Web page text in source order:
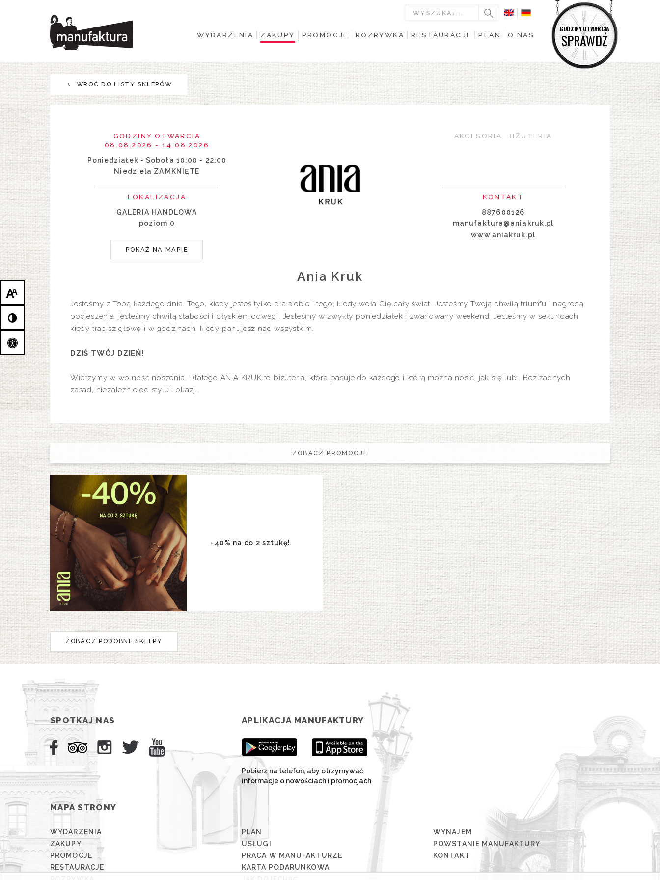
AA
GODZINY OTWARCIA
SPRAWDŹ
WYDARZENIA ZAKUPY PROMOCJE ROZRYWKA RESTAURACJE PLAN O NAS
WYDARZENIA
ZAKUPY
PROMOCJE
ROZRYWKA
RESTAURACJE
PLAN
O NAS
WRÓĆ DO LISTY SKLEPÓW
GODZINY OTWARCIA
08.08.2026 - 14.08.2026
Poniedziałek - Sobota 10:00 - 22:00
Niedziela ZAMKNIĘTE
LOKALIZACJA
GALERIA HANDLOWA
poziom 0
POKAŻ NA MAPIE
AKCESORIA, BIŻUTERIA
KONTAKT
887600126
manufaktura@aniakruk.pl
www.aniakruk.pl
Ania Kruk
Jesteśmy z Tobą każdego dnia. Tego, kiedy jesteś tylko dla siebie i tego, kiedy woła Cię cały świat. Jesteśmy Twoją chwilą triumfu i nagrodą
pocieszenia, jesteśmy chwilą słabości i błyskiem odwagi. Jesteśmy w zwykły poniedziałek i zwariowany weekend. Jesteśmy w sekundach
kiedy tracisz głowę i w godzinach, kiedy panujesz nad wszystkim.
DZIŚ TWÓJ DZIEŃ!
Wierzymy w wolność noszenia. Dlatego ANIA KRUK to biżuteria, która pasuje do każdego i którą można nosić, jak się lubi. Bez żadnych
zasad, niezależnie od stylu i okazji.
ZOBACZ PROMOCJE
-40% na co 2 sztukę!
ZOBACZ PODOBNE SKLEPY
SPOTKAJ NAS APLIKACJA MANUFAKTURY
Pobierz na telefon, aby otrzymywać
informacje o nowościach i promocjach
MAPA STRONY
WYDARZENIA
ZAKUPY
PROMOCJE
RESTAURACJE
PLAN
USŁUGI
PRACA W MANUFAKTURZE
KARTA PODARUNKOWA
WYNAJEM
POWSTANIE MANUFAKTURY
KONTAKT